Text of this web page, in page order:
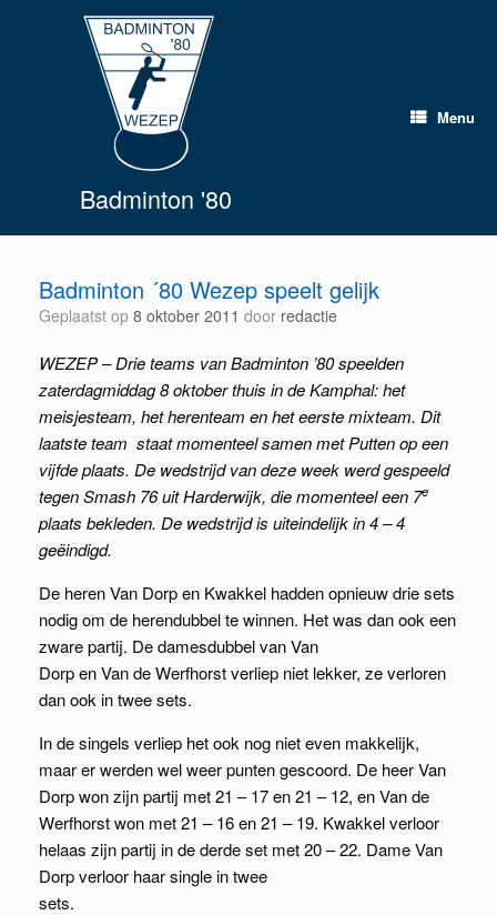
Badminton '80
Menu
Badminton ´80 Wezep speelt gelijk
Geplaatst op 8 oktober 2011 door redactie
WEZEP – Drie teams van Badminton ’80 speelden
zaterdagmiddag 8 oktober thuis in de Kamphal: het
meisjesteam, het herenteam en het eerste mixteam. Dit
laatste team staat momenteel samen met Putten op een
vijfde plaats. De wedstrijd van deze week werd gespeeld
tegen Smash 76 uit Harderwijk, die momenteel een 7e
plaats bekleden. De wedstrijd is uiteindelijk in 4 – 4
geëindigd.
De heren Van Dorp en Kwakkel hadden opnieuw drie sets
nodig om de herendubbel te winnen. Het was dan ook een
zware partij. De damesdubbel van Van
Dorp en Van de Werfhorst verliep niet lekker, ze verloren
dan ook in twee sets.
In de singels verliep het ook nog niet even makkelijk,
maar er werden wel weer punten gescoord. De heer Van
Dorp won zijn partij met 21 – 17 en 21 – 12, en Van de
Werfhorst won met 21 – 16 en 21 – 19. Kwakkel verloor
helaas zijn partij in de derde set met 20 – 22. Dame Van
Dorp verloor haar single in twee
sets.